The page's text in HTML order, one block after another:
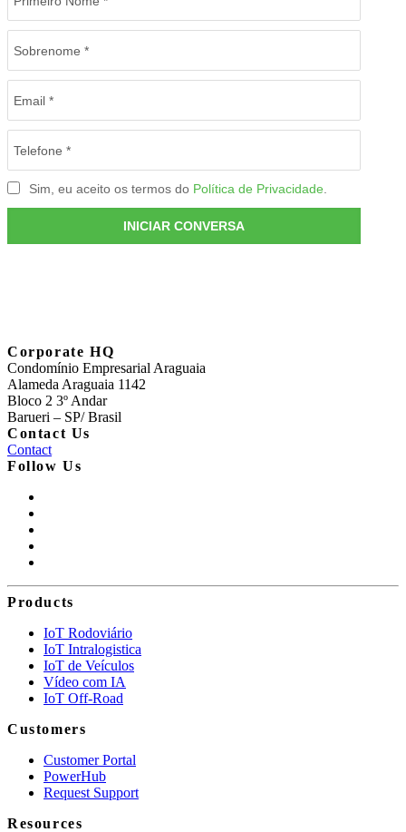
Corporate HQ
Condomínio Empresarial Araguaia
Alameda Araguaia 1142
Bloco 2 3º Andar
Barueri – SP/ Brasil
Contact Us
Contact
Follow Us
Products
IoT Rodoviário
IoT Intralogistica
IoT de Veículos
Vídeo com IA
IoT Off-Road
Customers
Customer Portal
PowerHub
Request Support
Resources